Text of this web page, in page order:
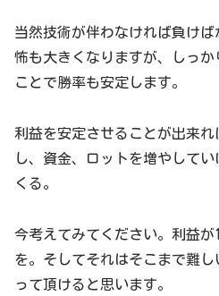
当然技術が伴わなければ負け
怖も大きくなりますが、しっ
ことで勝率も安定します。
利益を安定させることが出来
し、資金、ロットを増やして
くる。
今考えてみてください。利益が
を。そしてそれはそこまで難
って頂けると思います。